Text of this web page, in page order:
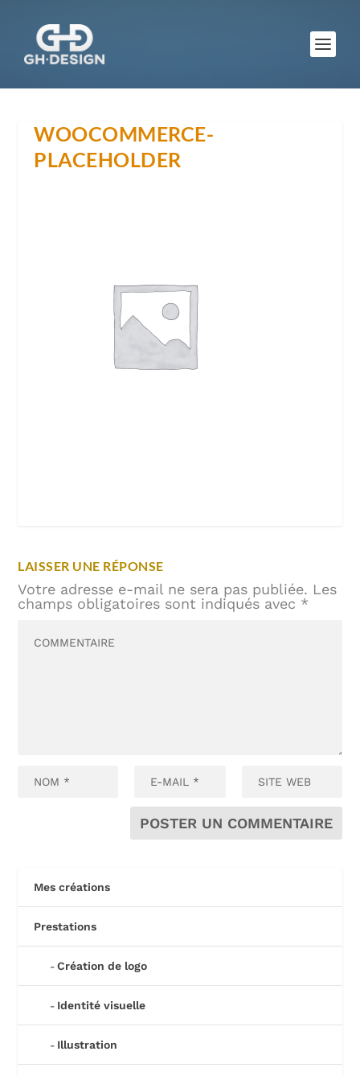
WOOCOMMERCE-
PLACEHOLDER
LAISSER UNE RÉPONSE
Votre adresse e-mail ne sera pas publiée. Les
champs obligatoires sont indiqués avec *
Mes créations
Prestations
Création de logo
Identité visuelle
Illustration